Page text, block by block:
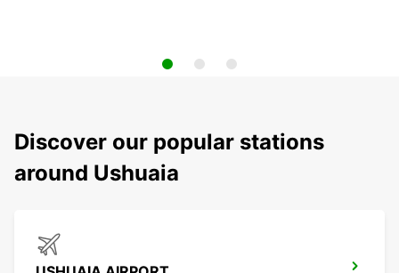
Discover our popular stations
around Ushuaia